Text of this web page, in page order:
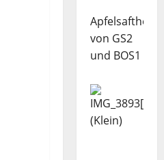
von GS2
und BOS1